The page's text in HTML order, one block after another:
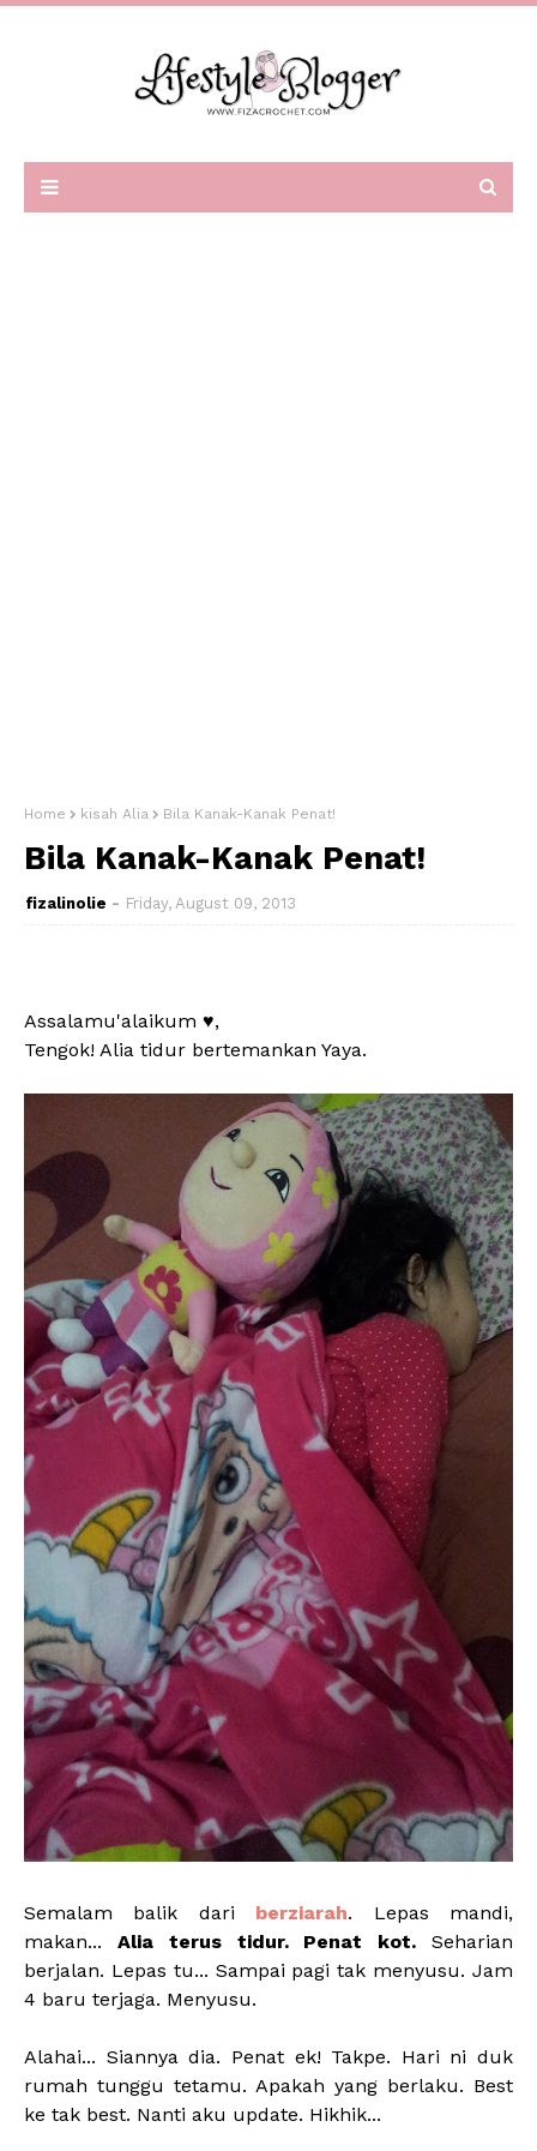
Home kisah Alia Bila Kanak-Kanak Penat!
Bila Kanak-Kanak Penat!
fizalinolie Friday, August 09, 2013
Assalamu'alaikum ♥,
Tengok! Alia tidur bertemankan Yaya.
Semalam balik dari berziarah. Lepas mandi,
makan... Alia terus tidur. Penat kot. Seharian
berjalan. Lepas tu... Sampai pagi tak menyusu. Jam
4 baru terjaga. Menyusu.
Alahai... Siannya dia. Penat ek! Takpe. Hari ni duk
rumah tunggu tetamu. Apakah yang berlaku. Best
ke tak best. Nanti aku update. Hikhik...